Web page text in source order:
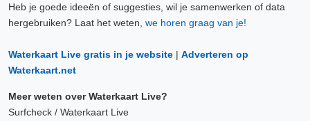
Heb je goede ideeën of suggesties, wil je samenwerken of data
hergebruiken? Laat het weten, we horen graag van je!
Waterkaart Live gratis in je website | Adverteren op
Waterkaart.net
Meer weten over Waterkaart Live?
Surfcheck / Waterkaart Live